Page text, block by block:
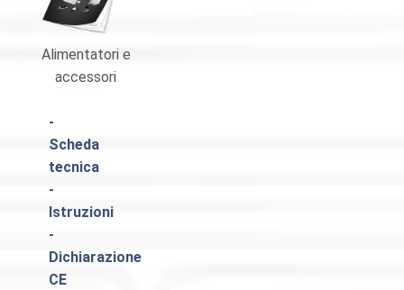
Alimentatori e
accessori
-
Scheda
tecnica
-
Istruzioni
-
Dichiarazione
CE